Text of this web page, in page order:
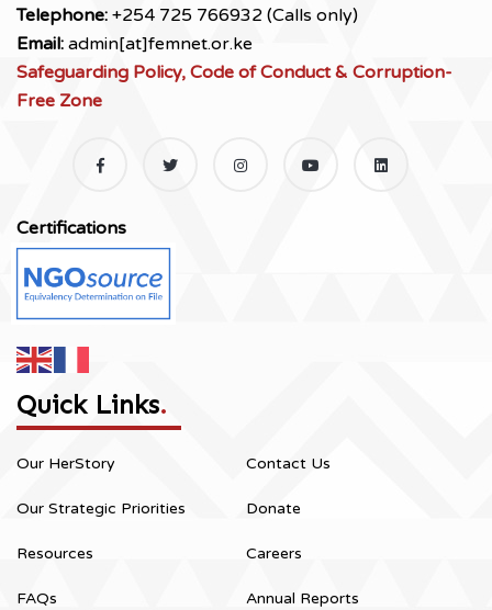
Telephone: +254 725 766932 (Calls only)
Email: admin[at]femnet.or.ke
Safeguarding Policy, Code of Conduct & Corruption-
Free Zone
Certifications
Quick Links.
Our HerStory
Our Strategic Priorities
Resources
FAQs
Contact Us
Donate
Careers
Annual Reports